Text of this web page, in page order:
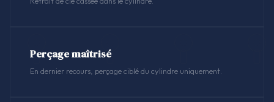
Perçage maîtrisé
En dernier recours, perçage ciblé du cylindre uniquement.